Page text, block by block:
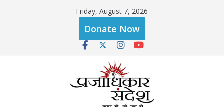
Friday, August 7, 2026
Donate Now